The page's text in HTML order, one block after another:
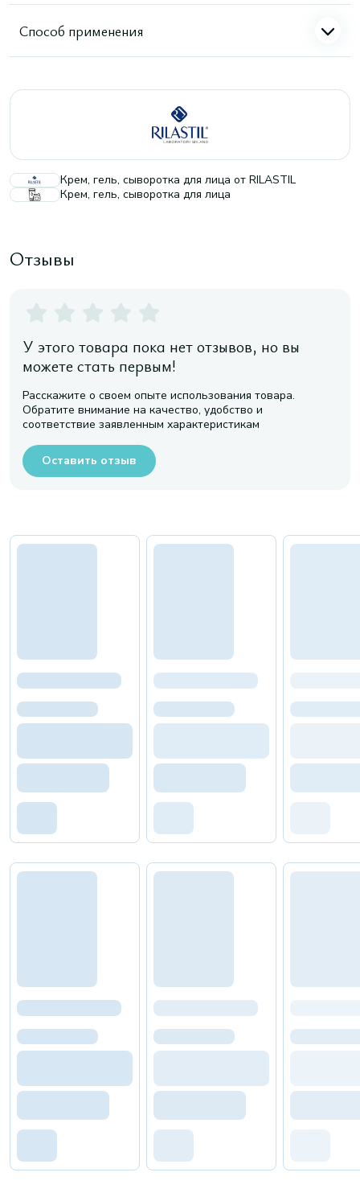
Способ применения
Крем, гель, сыворотка для лица от RILASTIL
Крем, гель, сыворотка для лица
Отзывы
У этого товара пока нет отзывов, но вы
можете стать первым!
Расскажите о своем опыте использования товара.
Обратите внимание на качество, удобство и
соответствие заявленным характеристикам
Оставить отзыв